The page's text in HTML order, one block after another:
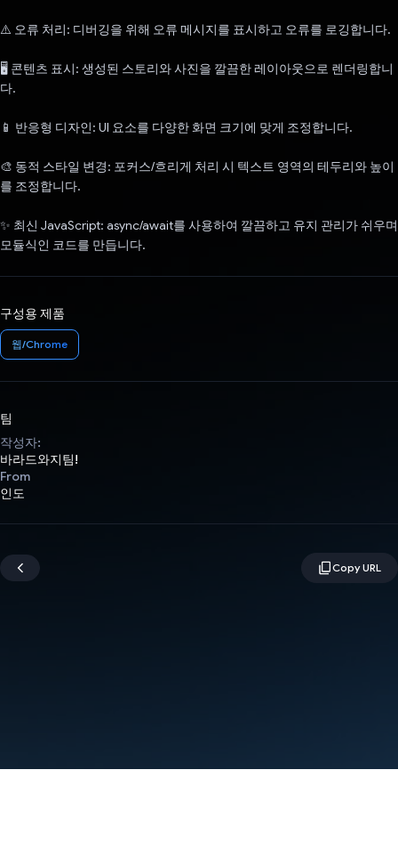
⚠️ 오류 처리: 디버깅을 위해 오류 메시지를 표시하고 오류를 로깅합니다.
🖥️ 콘텐츠 표시: 생성된 스토리와 사진을 깔끔한 레이아웃으로 렌더링합니
다.
📱 반응형 디자인: UI 요소를 다양한 화면 크기에 맞게 조정합니다.
🎨 동적 스타일 변경: 포커스/흐리게 처리 시 텍스트 영역의 테두리와 높이
를 조정합니다.
✨ 최신 JavaScript: async/await를 사용하여 깔끔하고 유지 관리가 쉬우며
모듈식인 코드를 만듭니다.
구성용 제품
웹/Chrome
팀
작성자:
바라드와지팀!
From
인도